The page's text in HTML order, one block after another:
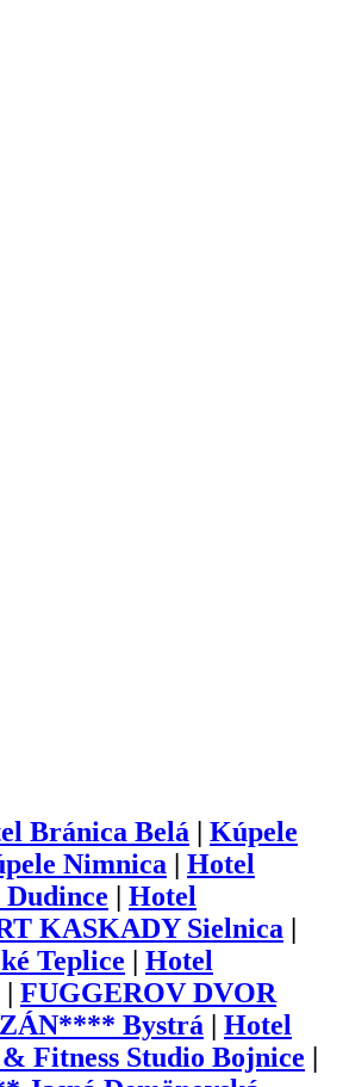
Bránica Belá
Kúpele
Nimnica
Hotel
Hotel
KASKADY Sielnica
Teplice
Hotel
FUGGEROV DVOR
Bystrá
Hotel
Fitness Studio Bojnice